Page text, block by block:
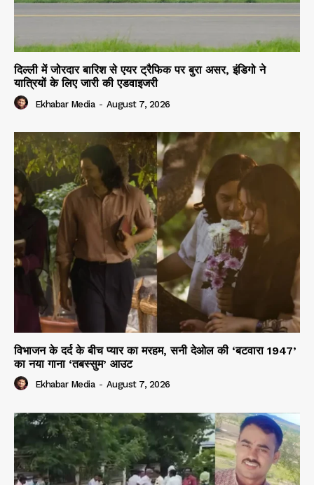
दिल्ली में जोरदार बारिश से एयर ट्रैफिक पर बुरा असर, इंडिगो ने
यात्रियों के लिए जारी की एडवाइजरी
Ekhabar Media - August 7, 2026
विभाजन के दर्द के बीच प्यार का मरहम, सनी देओल की ‘बटवारा 1947’
का नया गाना ‘तबस्सुम’ आउट
Ekhabar Media - August 7, 2026